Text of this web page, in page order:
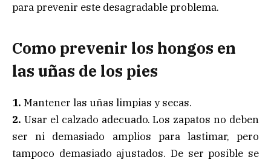
para prevenir este desagradable problema.
Como prevenir los hongos en
las uñas de los pies
1. Mantener las uñas limpias y secas.
2. Usar el calzado adecuado. Los zapatos no deben
ser ni demasiado amplios para lastimar, pero
tampoco demasiado ajustados. De ser posible se